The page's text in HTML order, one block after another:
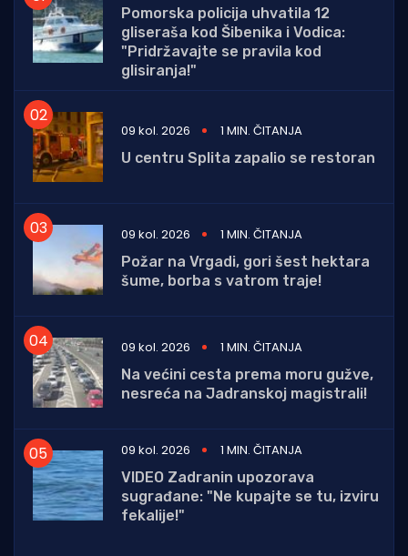
Pomorska policija uhvatila 12
gliseraša kod Šibenika i Vodica:
"Pridržavajte se pravila kod
glisiranja!"
09 kol. 2026
1 MIN. ČITANJA
U centru Splita zapalio se restoran
09 kol. 2026
1 MIN. ČITANJA
Požar na Vrgadi, gori šest hektara
šume, borba s vatrom traje!
09 kol. 2026
1 MIN. ČITANJA
Na većini cesta prema moru gužve,
nesreća na Jadranskoj magistrali!
09 kol. 2026
1 MIN. ČITANJA
VIDEO Zadranin upozorava
sugrađane: "Ne kupajte se tu, izviru
fekalije!"